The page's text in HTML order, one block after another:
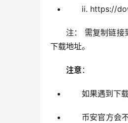
ii. https://
注： 需复制链接
下载地址。
注意 ：
如果遇到下
币安官方会